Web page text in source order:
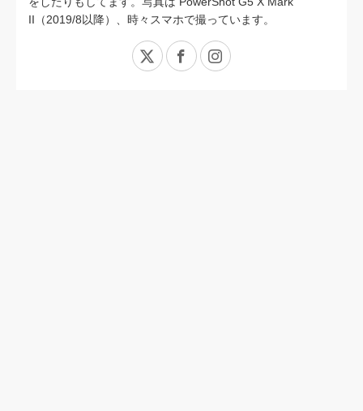
II（2019/8以降）、時々スマホで撮っています。
X FacebookInstagram